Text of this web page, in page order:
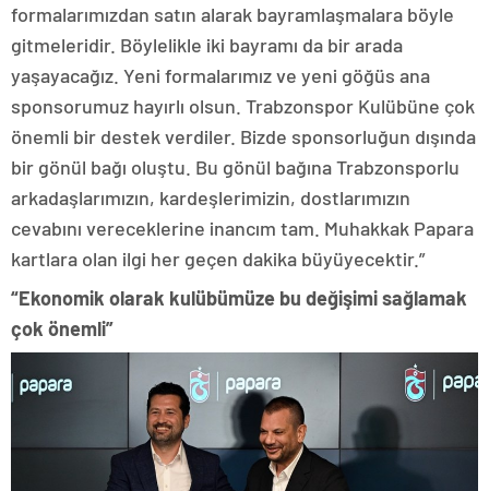
formalarımızdan satın alarak bayramlaşmalara böyle
gitmeleridir. Böylelikle iki bayramı da bir arada
yaşayacağız. Yeni formalarımız ve yeni göğüs ana
sponsorumuz hayırlı olsun. Trabzonspor Kulübüne çok
önemli bir destek verdiler. Bizde sponsorluğun dışında
bir gönül bağı oluştu. Bu gönül bağına Trabzonsporlu
arkadaşlarımızın, kardeşlerimizin, dostlarımızın
cevabını vereceklerine inancım tam. Muhakkak Papara
kartlara olan ilgi her geçen dakika büyüyecektir.”
“Ekonomik olarak kulübümüze bu değişimi sağlamak
çok önemli”